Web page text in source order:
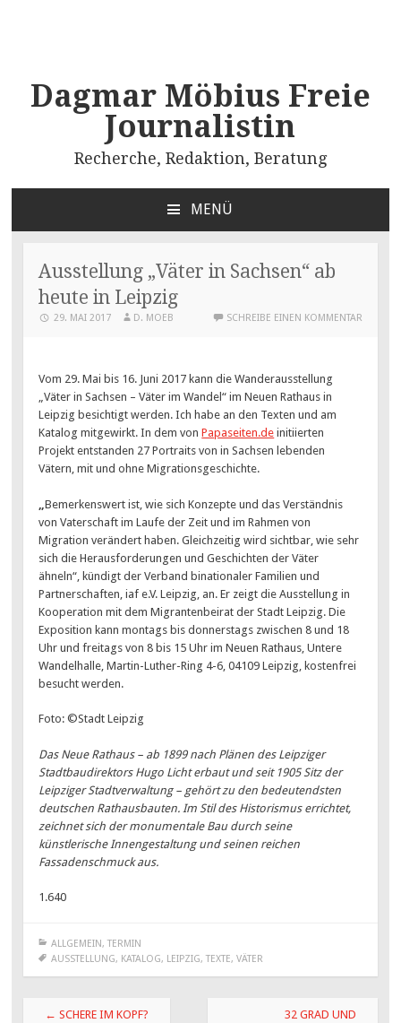
Dagmar Möbius Freie
Journalistin
Recherche, Redaktion, Beratung
MENÜ
SPRINGEN
Ausstellung „Väter in Sachsen“ ab
heute in Leipzig
29. MAI 2017 D. MOEB SCHREIBE EINEN KOMMENTAR
Vom 29. Mai bis 16. Juni 2017 kann die Wanderausstellung
„Väter in Sachsen – Väter im Wandel“ im Neuen Rathaus in
Leipzig besichtigt werden. Ich habe an den Texten und am
Katalog mitgewirkt. In dem vonPapaseiten.de initiierten
Projekt entstanden 27 Portraits von in Sachsen lebenden
Vätern, mit und ohne Migrationsgeschichte.
„Bemerkenswert ist, wie sich Konzepte und das Verständnis
von Vaterschaft im Laufe der Zeit und im Rahmen von
Migration verändert haben. Gleichzeitig wird sichtbar, wie sehr
sich die Herausforderungen und Geschichten der Väter
ähneln“, kündigt der Verband binationaler Familien und
Partnerschaften, iaf e.V. Leipzig, an. Er zeigt die Ausstellung in
Kooperation mit dem Migrantenbeirat der Stadt Leipzig. Die
Exposition kann montags bis donnerstags zwischen 8 und 18
Uhr und freitags von 8 bis 15 Uhr im Neuen Rathaus, Untere
Wandelhalle, Martin-Luther-Ring 4-6, 04109 Leipzig, kostenfrei
besucht werden.
Foto: ©Stadt Leipzig
Das Neue Rathaus – ab 1899 nach Plänen des Leipziger
Stadtbaudirektors Hugo Licht erbaut und seit 1905 Sitz der
Leipziger Stadtverwaltung – gehört zu den bedeutendsten
deutschen Rathausbauten. Im Stil des Historismus errichtet,
zeichnet sich der monumentale Bau durch seine
künstlerische Innengestaltung und seinen reichen
Fassadenschmuck aus.
1.640
ALLGEMEIN, TERMIN
AUSSTELLUNG, KATALOG, LEIPZIG, TEXTE, VÄTER
Beitragsnavigation
← SCHERE IM KOPF?
32 GRAD UND